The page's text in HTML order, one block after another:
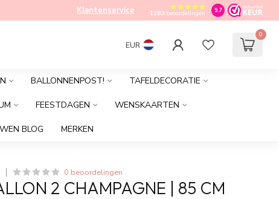
Klantenservice 1283beoordelingen 9.7
EUR
0
BALLONNENPOST! TAFELDECORATIE
FEESTDAGEN WENSKAARTEN
BLOG MERKEN
0 beoordelingen
2 CHAMPAGNE | 85 CM